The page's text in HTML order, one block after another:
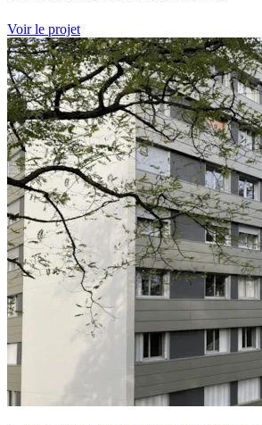
Voir le projet